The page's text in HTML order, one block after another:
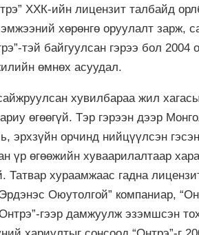
ХХК-ийн лицензит талбайд
хөрөнгө оруулалт зарж,
тэй байгуулсан гэрээ бол 2004
өмнөх асуудал.
хувилбараа жил
өгөөгүй. Тэр гэрээн дээр
эрхзүйн орчинд нийцүүлсэн
үр өгөөжийн хуваарилалтаар
Татвар хураамжаас гадна
Оюутолгой” компаниар,
гээр дамжуулж эзэмшсэн